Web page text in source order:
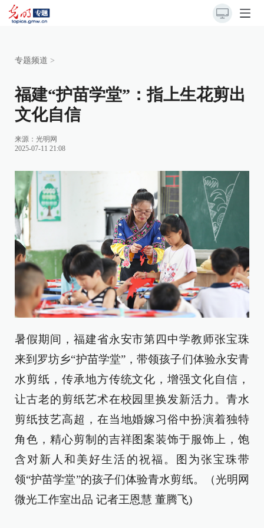
专题频道 >
福建“护苗学堂”：指上生花剪出
文化自信
来源： 光明网
2025-07-11 21:08
暑假期间，福建省永安市第四中学教师张宝珠
来到罗坊乡“护苗学堂”，带领孩子们体验永安青
水剪纸，传承地方传统文化，增强文化自信，
让古老的剪纸艺术在校园里换发新活力。青水
剪纸技艺高超，在当地婚嫁习俗中扮演着独特
角色，精心剪制的吉祥图案装饰于服饰上，饱
含对新人和美好生活的祝福。图为张宝珠带
领“护苗学堂”的孩子们体验青水剪纸。（光明网
微光工作室出品 记者王恩慧 董腾飞)